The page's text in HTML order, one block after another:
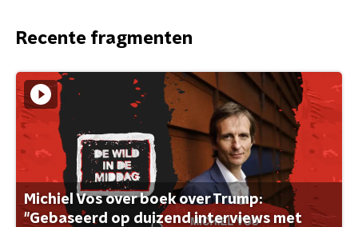
Recente fragmenten
Michiel Vos over boek over Trump:
"Gebaseerd op duizend interviews met